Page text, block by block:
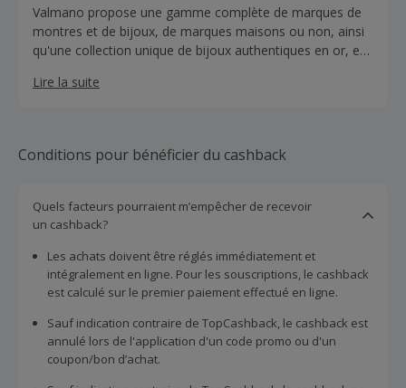
Valmano propose une gamme complète de marques de
montres et de bijoux, de marques maisons ou non, ainsi
qu'une collection unique de bijoux authentiques en or, en
garantissent le plus haut niveau de satisfaction des
Lire la suite
Conditions pour bénéficier du cashback
Quels facteurs pourraient m’empêcher de recevoir
un cashback?
Les achats doivent être réglés immédiatement et
intégralement en ligne. Pour les souscriptions, le cashback
est calculé sur le premier paiement effectué en ligne.
Sauf indication contraire de TopCashback, le cashback est
annulé lors de l'application d'un code promo ou d'un
coupon/bon d’achat.